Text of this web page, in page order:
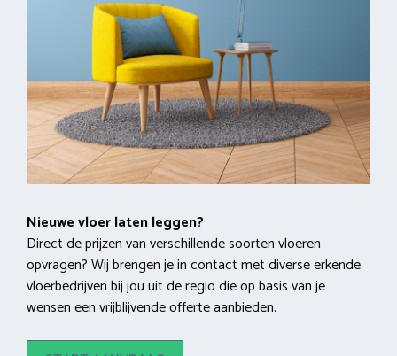
Nieuwe vloer laten leggen?
Direct de prijzen van verschillende soorten vloeren
opvragen? Wij brengen je in contact met diverse erkende
vloerbedrijven bij jou uit de regio die op basis van je
wensen eenvrijblijvende offerteaanbieden.